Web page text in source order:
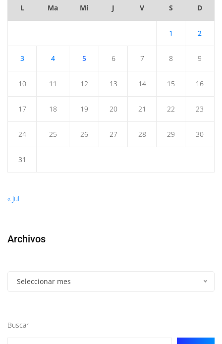
L Ma Mi J V S D
1 2
3 4 5 6 7 8 9
10 11 12 13 14 15 16
17 18 19 20 21 22 23
24 25 26 27 28 29 30
31
« Jul
Archivos
Seleccionar mes
Buscar